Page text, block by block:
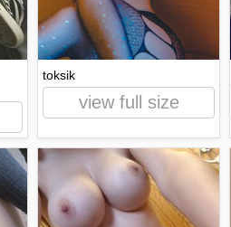
toksik
view full size